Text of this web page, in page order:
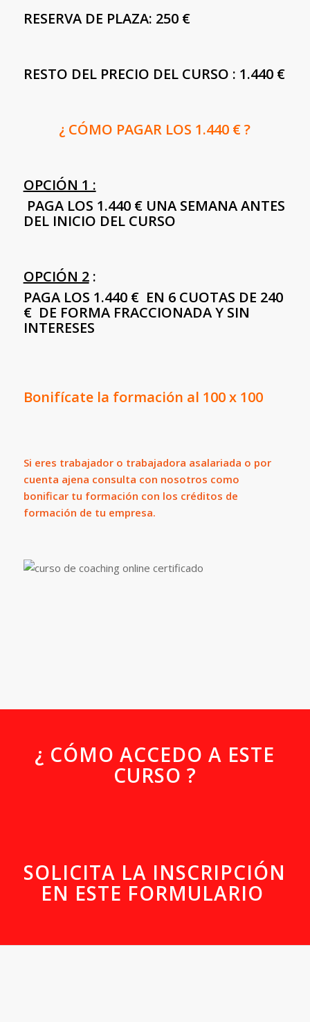
RESERVA DE PLAZA: 250 €
RESTO DEL PRECIO DEL CURSO : 1.440 €
¿ CÓMO PAGAR LOS 1.440 € ?
OPCIÓN 1 :
PAGA LOS 1.440 € UNA SEMANA ANTES
DEL INICIO DEL CURSO
OPCIÓN 2:
PAGA LOS 1.440 € EN 6 CUOTAS DE 240
€ DE FORMA FRACCIONADA Y SIN
INTERESES
Bonifícate la formación al 100 x 100
Si eres trabajador o trabajadora asalariada o por
cuenta ajena consulta con nosotros como
bonificar tu formación con los créditos de
formación de tu empresa.
¿ CÓMO ACCEDO A ESTE
CURSO ?
SOLICITA LA INSCRIPCIÓN
EN ESTE FORMULARIO